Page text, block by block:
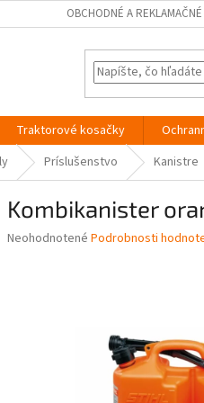
OBCHODNÉ A
Traktorové kosačky
Príslušenstvo Kanistre
Kombikanister
Priemerné
Neohodnotené Podrobnosti